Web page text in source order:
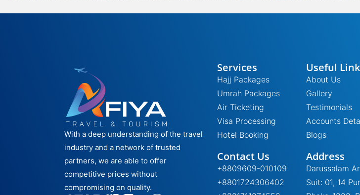
With a deep understanding of the travel
industry and a network of trusted
partners, we are able to offer
competitive prices without
compromising on quality.
Services
Hajj Packages
Umrah Packages
Air Ticketing
Visa Processing
Hotel Booking
Contact Us
+8809609-010109
+8801724306402
Useful
About Us
Gallery
Testimonials
Accounts
Blogs
Address
Darussalam
Suit: 01, 14